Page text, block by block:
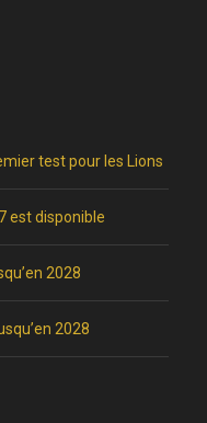
test pour les Lions
est disponible
2028
2028